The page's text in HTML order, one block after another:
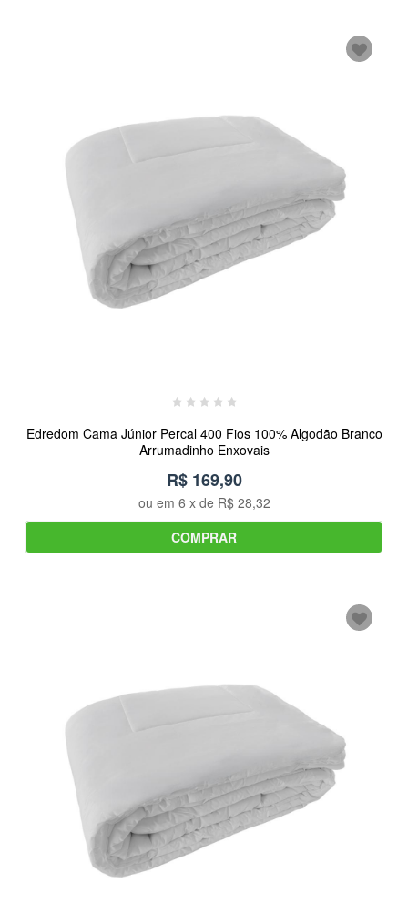
Edredom Cama Júnior Percal 400 Fios 100% Algodão Branco
Arrumadinho Enxovais
R$ 169,90
ou em 6 x de R$ 28,32
COMPRAR